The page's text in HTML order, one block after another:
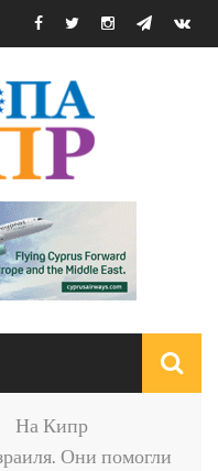
На Кипр
Они помогли